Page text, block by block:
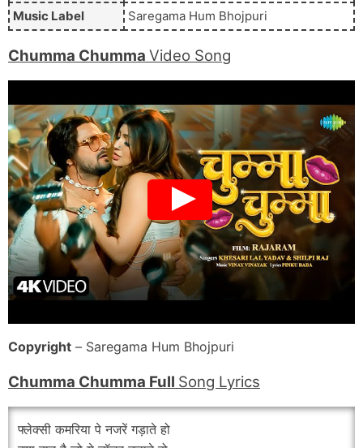
Music Label
Saregama Hum Bhojpuri
Chumma Chumma Video Song
Copyright – Saregama Hum Bhojpuri
Chumma Chumma Full Song Lyrics
फ्लेक्सी कमरिया पे नजरें गड़ाते हो